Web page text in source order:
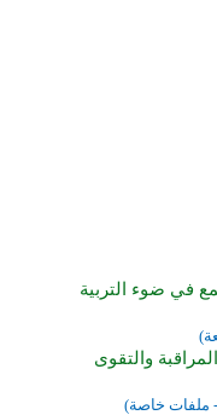
في ضوء التربية
والتقوى
- ملفات خاصة)